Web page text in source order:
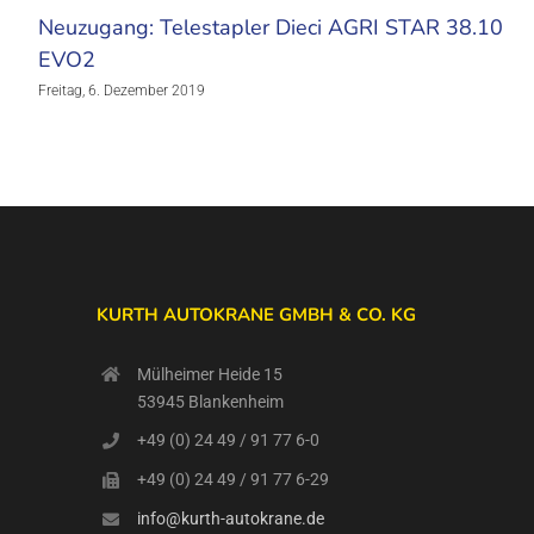
Neuzugang: Telestapler Dieci AGRI STAR 38.10
EVO2
Freitag, 6. Dezember 2019
KURTH AUTOKRANE GMBH & CO. KG
Mülheimer Heide 15
53945 Blankenheim
+49 (0) 24 49 / 91 77 6-0
+49 (0) 24 49 / 91 77 6-29
info@kurth-autokrane.de